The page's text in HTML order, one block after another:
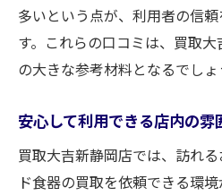
多いという点が、利用者の信
す。これらの口コミは、買取
の大きな参考材料となるでしょ
安心して利用できる店内の雰
買取大吉新静岡店では、訪れ
ド食器の買取を依頼できる環